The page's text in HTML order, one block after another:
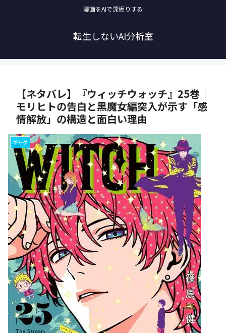
漫画をAIで深掘りする
転生しないAI分析室
【ネタバレ】『ウィッチウォッチ』25巻｜
モリヒトの告白と黒魔女編突入が示す「感
情解放」の構造と面白い理由
ギャグ